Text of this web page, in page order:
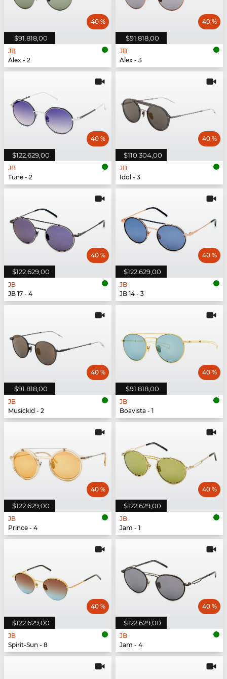
$91.818,00
40 %
JB
Alex - 2
$91.818,00
40 %
JB
Alex - 3
$122.629,00
40 %
JB
Tune - 2
$110.304,00
40 %
JB
Idol - 3
$122.629,00
40 %
JB
JB 17 - 4
$122.629,00
40 %
JB
JB 14 - 3
$91.818,00
40 %
JB
Musickid - 2
$91.818,00
40 %
JB
Boavista - 1
$122.629,00
40 %
JB
Prince - 4
$122.629,00
40 %
JB
Jam - 1
$122.629,00
40 %
JB
Spirit-Sun - 8
$122.629,00
40 %
JB
Jam - 4